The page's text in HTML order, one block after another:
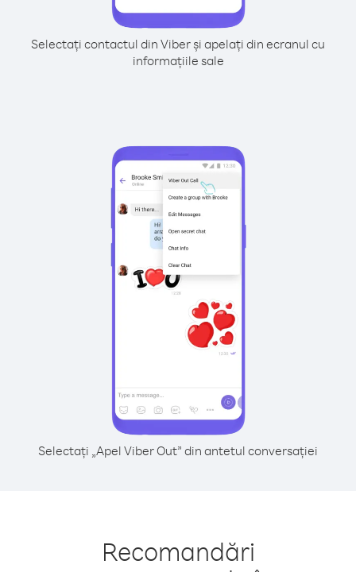
Selectați contactul din Viber și apelați din ecranul cu
informațiile sale
Selectați „Apel Viber Out” din antetul conversației
Recomandări